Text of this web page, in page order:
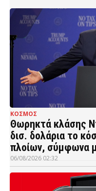
ΚΟΣΜΟΣ
Θωρηκτά κλάσης
δισ. δολάρια το
πλοίων, σύμφωνα
06/08/2026 02:32